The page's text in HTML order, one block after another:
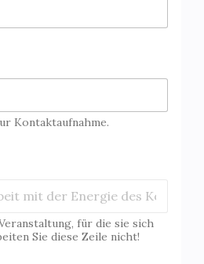
Kontaktaufnahme.
für die sie sich
Sie diese Zeile nicht!